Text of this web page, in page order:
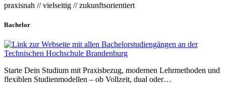
praxisnah // vielseitig // zukunftsorientiert
Bachelor
Starte Dein Studium mit Praxisbezug, modernen Lehrmethoden und
flexiblen Studienmodellen – ob Vollzeit, dual oder…